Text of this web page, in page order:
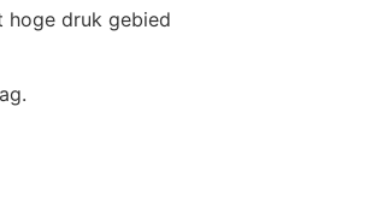
hoge druk gebied